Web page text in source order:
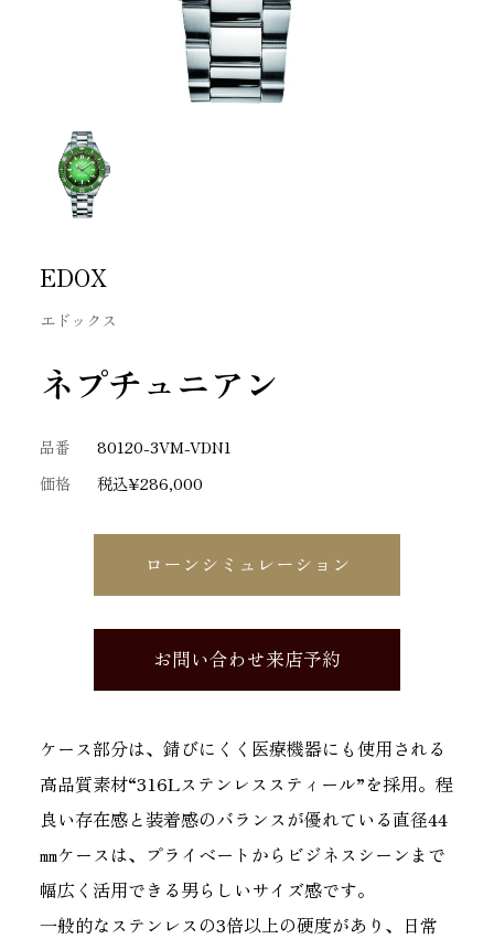
EDOX
エドックス
ネプチュニアン
品番
80120-3VM-VDN1
価格
税込¥286,000
ローンシミュレーション
お問い合わせ来店予約
ケース部分は、錆びにくく医療機器にも使用される
高品質素材“316Lステンレススティール”を採用。程
良い存在感と装着感のバランスが優れている直径44
㎜ケースは、プライベートからビジネスシーンまで
幅広く活用できる男らしいサイズ感です。
一般的なステンレスの3倍以上の硬度があり、日常